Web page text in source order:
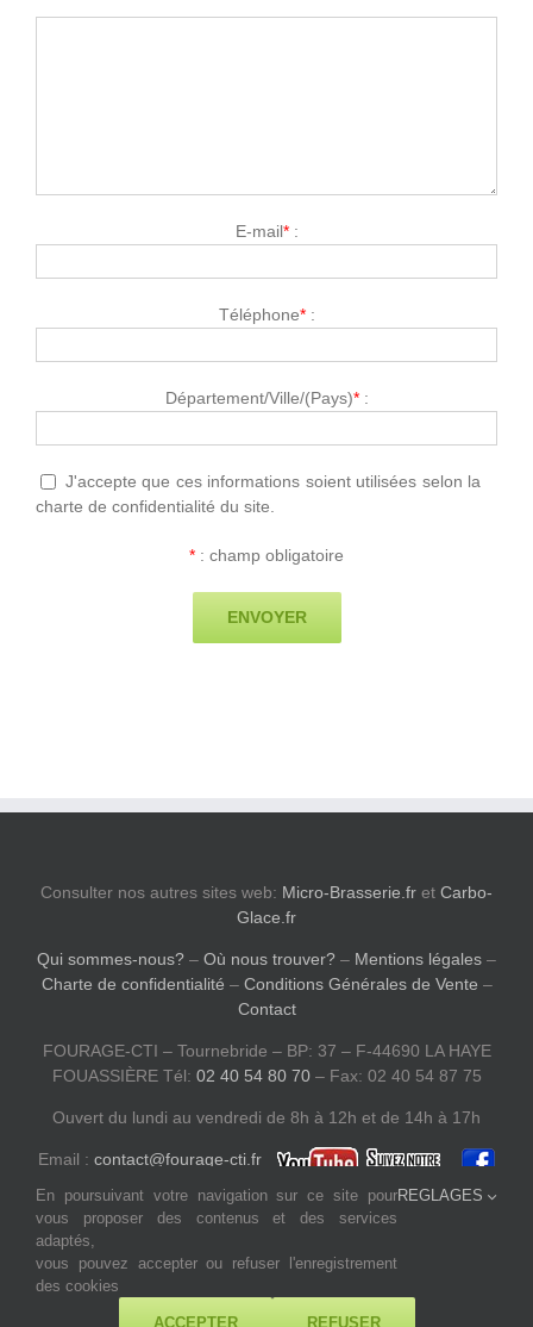
E-mail*:
Téléphone*:
Département/Ville/(Pays)*:
J'accepte que ces informations soient utilisées selon la
charte de confidentialité du site.
* : champ obligatoire
Consulter nos autres sites web: Micro-Brasserie.fr et Carbo-
Glace.fr
Qui sommes-nous? – Où nous trouver? – Mentions légales –
Charte de confidentialité – Conditions Générales de Vente –
Contact
FOURAGE-CTI – Tournebride – BP: 37 – F-44690 LA HAYE
FOUASSIÈRE Tél: 02 40 54 80 70– Fax: 02 40 54 87 75
Ouvert du lundi au vendredi de 8h à 12h et de 14h à 17h
Email : contact@fourage-cti.fr
En poursuivant votre navigation sur ce site pour
vous proposer des contenus et des services
adaptés,
vous pouvez accepter ou refuser l'enregistrement
des cookies
REGLAGES
ACCEPTER REFUSER